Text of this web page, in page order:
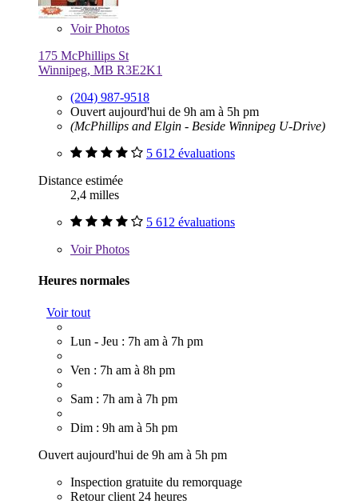
VoirPhotos
175 McPhillips St
Winnipeg, MB R3E2K1
(204) 987-9518
Ouvert aujourd'hui de 9h am à 5h pm
(McPhillips and Elgin - Beside Winnipeg U-Drive)
5 612 évaluations
Distance estimée
2,4 milles
5 612 évaluations
VoirPhotos
Heures normales
Voir tout
Lun - Jeu : 7h am à 7h pm
Ven : 7h am à 8h pm
Sam : 7h am à 7h pm
Dim : 9h am à 5h pm
Ouvert aujourd'hui de 9h am à 5h pm
Inspection gratuite du remorquage
Retour client 24 heures